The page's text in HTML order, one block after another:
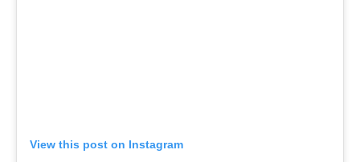
View this post on Instagram